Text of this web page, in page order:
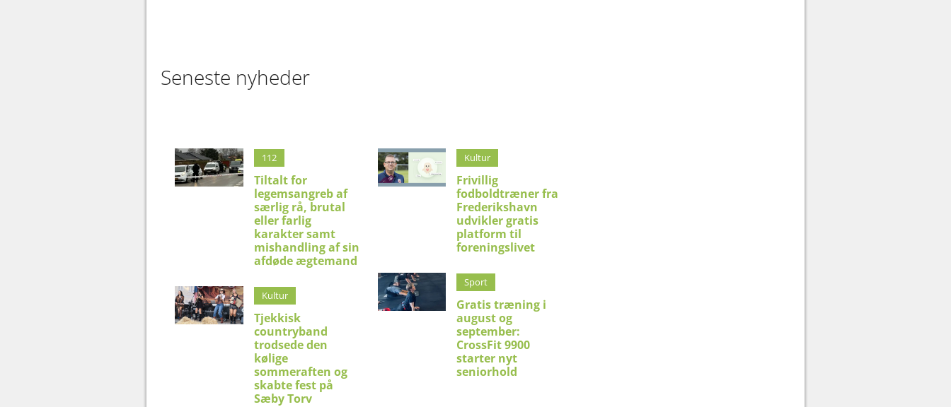
Seneste nyheder
112
Tiltalt for
legemsangreb af
særlig rå, brutal
eller farlig
karakter samt
mishandling af sin
afdøde ægtemand
Kultur
Tjekkisk
countryband
trodsede den
kølige
sommeraften og
skabte fest på
Sæby Torv
Kultur
Frivillig
fodboldtræner fra
Frederikshavn
udvikler gratis
platform til
foreningslivet
Sport
Gratis træning i
august og
september:
CrossFit 9900
starter nyt
seniorhold